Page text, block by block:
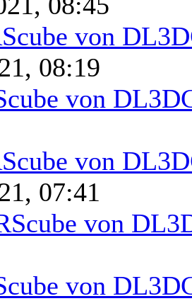
von
08:19
von
von
07:41
von
von